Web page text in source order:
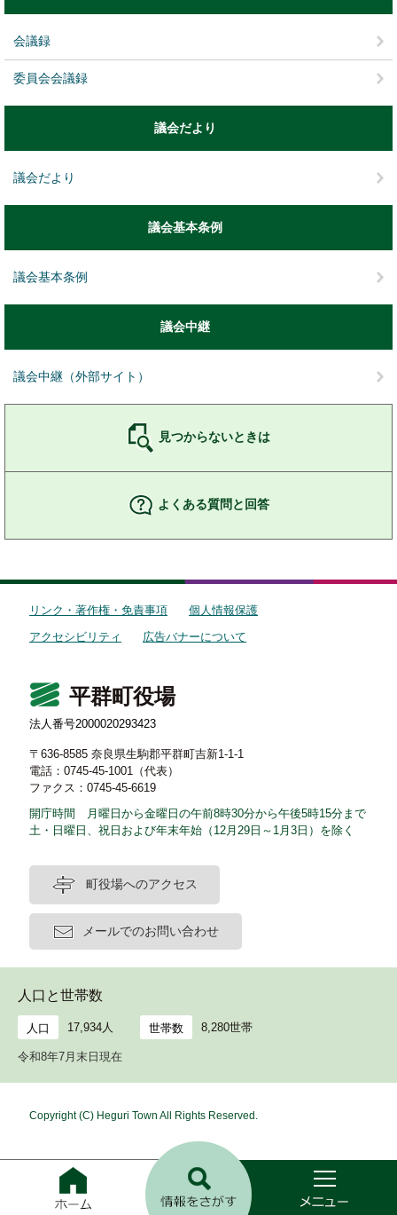
メ
会議録
委員会会議録
議会だより
議会だより
議会基本条例
議会基本条例
議会中継
議会中継（外部サイト）
見つからないときは
よくある質問と回答
リンク・著作権・免責事項
個人情報保護
アクセシビリティ
広告バナーについて
平群町役場
法人番号2000020293423
〒636-8585 奈良県生駒郡平群町吉新1-1-1
電話：0745-45-1001（代表）
ファクス：0745-45-6619
開庁時間 月曜日から金曜日の午前8時30分から午後5時15分まで
土・日曜日、祝日および年末年始（12月29日～1月3日）を除く
町役場へのアクセス
メールでのお問い合わせ
人口と世帯数
人口 17,934人 世帯数 8,280世帯
令和8年7月末日現在
Copyright (C) Heguri Town All Rights Reserved.